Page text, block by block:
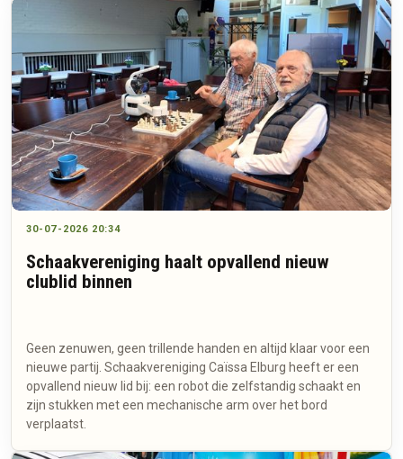
30-07-2026 20:34
Schaakvereniging haalt opvallend nieuw
clublid binnen
Geen zenuwen, geen trillende handen en altijd klaar voor een
nieuwe partij. Schaakvereniging Caïssa Elburg heeft er een
opvallend nieuw lid bij: een robot die zelfstandig schaakt en
zijn stukken met een mechanische arm over het bord
verplaatst.